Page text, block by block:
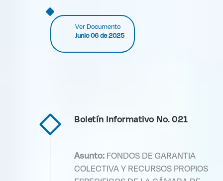
Ver Documento
Junio 06 de 2025
Boletín Informativo No. 021
Asunto: FONDOS DE GARANTIA
COLECTIVA Y RECURSOS PROPIOS